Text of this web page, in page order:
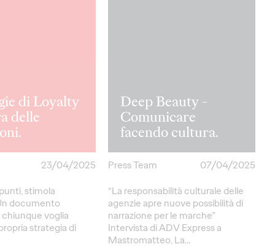
di Loyalty
delle
23/04/2025
stimola
documento
voglia
strategia di
Deep Beauty -
Comunicare
facendo cultura.
Press Team
07/04/2025
“La responsabilità culturale delle
agenzie apre nuove possibilità di
narrazione per le marche”
Intervista di ADV Express a
Mastromatteo, La…